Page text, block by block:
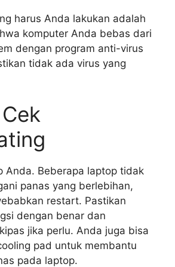
harus Anda lakukan adalah
komputer Anda bebas dari
dengan program anti-virus
tidak ada virus yang
Anda. Beberapa laptop tidak
panas yang berlebihan,
restart. Pastikan
dengan benar dan
jika perlu. Anda juga bisa
pad untuk membantu
pada laptop.